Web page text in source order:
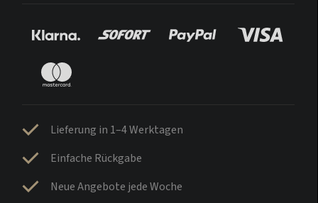
Lieferung in 1–4 Werktagen
Einfache Rückgabe
Neue Angebote jede Woche